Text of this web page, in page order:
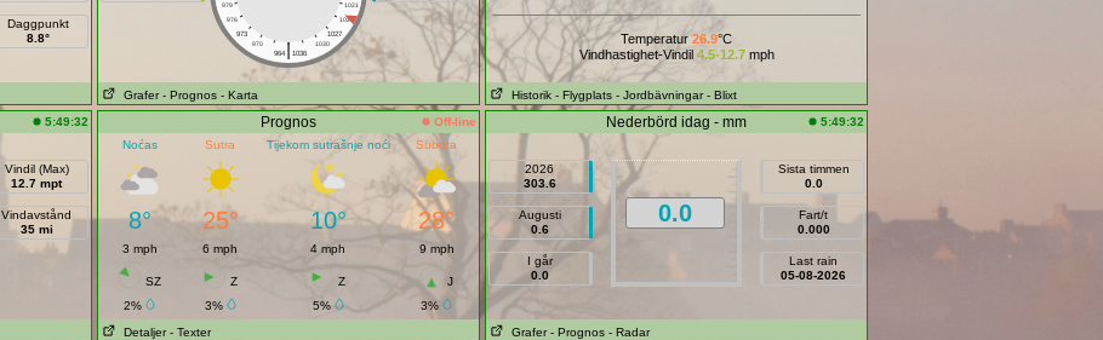
Daggpunkt
8.8°
979
1021
976
1024
973
1027
970
1030
|
964 1036
Grafer - Prognos - Karta
Temperatur 26.9°C
Vindhastighet-Vindil 4.5-12.7mph
Historik - Flygplats - Jordbävningar - Blixt
5:49:32
Vindil (Max)
12.7 mpt
Vindavstånd
35 mi
Prognos
Off-line
Noćas
Sutra Tijekom sutrašnje noći Subota
8° 25° 10° 28°
3 mph 6 mph 4 mph 9 mph
SZ Z Z
J
2%
3% 5%
3%
Detaljer - Texter
Nederbörd idag - mm 5:49:32
2026
303.6
Augusti
0.6
I går
0.0
0.0
Sista timmen
0.0
Fart/t
0.000
Last rain
05-08-2026
Grafer - Prognos - Radar